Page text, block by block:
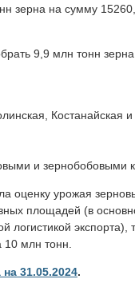
зерна на сумму
9,9 млн тонн
Костанайская
и зернобобовыми
оценку урожая
площадей (в
логистикой
10 млн тонн.
31.05.2024.